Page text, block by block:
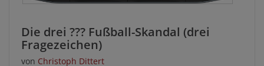
Die drei ??? Fußball-Skandal (drei
Fragezeichen)
von Christoph Dittert